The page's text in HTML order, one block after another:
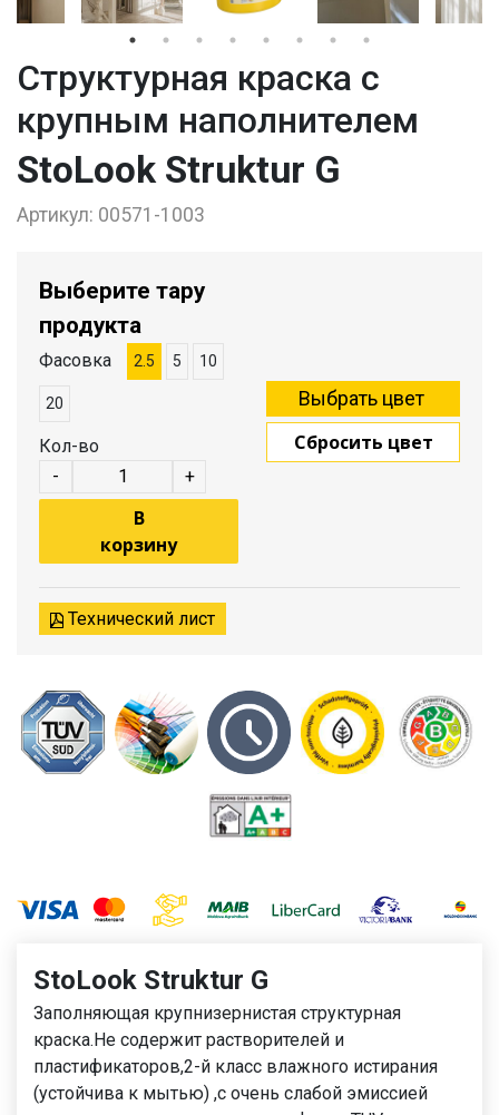
Структурная краска с
крупным наполнителем
StoLook Struktur G
Артикул: 00571-1003
Выберите тару
продукта
Фасовка 2.5 5 10
20
Кол-во
-
+
В
корзину
Сбросить цвет
Технический лист
StoLook Struktur G
Заполняющая крупнизернистая структурная
краска.Не содержит растворителей и
пластификаторов,2-й класс влажного истирания
(устойчива к мытью) ,с очень слабой эмиссией